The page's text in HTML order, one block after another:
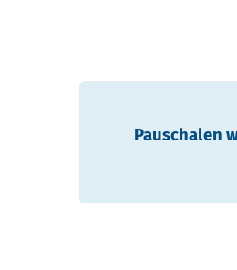
Pauschalen